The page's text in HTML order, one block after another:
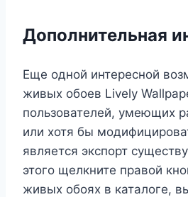
Дополнительная
Еще одной интересной
живых обоев Lively
пользователей, умеющих
или хотя бы
является экспорт
этого щелкните правой
живых обоях в каталоге,